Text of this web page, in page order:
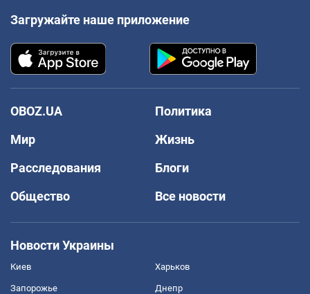
Загружайте наше приложение
OBOZ.UA
Политика
Мир
Жизнь
Расследования
Блоги
Общество
Все новости
Новости Украины
Киев Харьков
Запорожье Днепр